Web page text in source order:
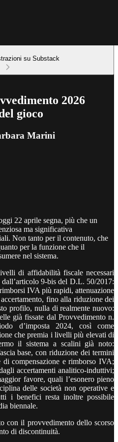
su Substack
2026
gioco
Marini
22 aprile segna, più che un
ma significativa
Non tanto per il contenuto, che
per la funzione che il
nel sistema.
di affidabilità fiscale necessari
9-bis del D.L. 50/2017:
IVA più rapidi, attenuazione
fino alla riduzione dei
profilo, nulla di realmente nuovo:
già fissate dal Provvedimento n.
d’imposta 2024, così come
che premia i livelli più elevati di
il sistema a scalini già noto:
base, con riduzione dei termini
di compensazione e rimborso IVA;
accertamenti analitico-induttivi;
favore, quali l’esonero pieno
delle società non operative e
i benefici resta inoltre possibile
biennale.
con il provvedimento dello scorso
di discontinuità.